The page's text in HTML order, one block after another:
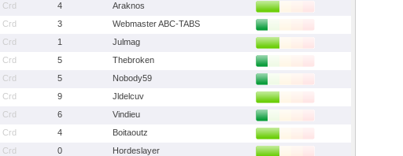
Crd 4
Araknos
Crd 3
Webmaster ABC-TABS
Crd 1
Julmag
Crd 5
Thebroken
Crd 5
Nobody59
Crd 9
Jldelcuv
Crd 6
Vindieu
Crd 4
Boitaoutz
Crd 0
Hordeslayer